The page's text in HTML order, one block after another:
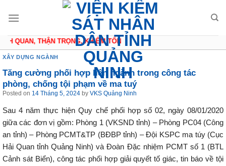
QUAN, THẬN TRỌNG, KHIÊM TỐN
XÂY DỰNG NGÀNH
Tăng cường phối hợp liên ngành trong công tác
phòng, chống tội phạm về ma tuý
Posted on 14 Tháng 5, 2024 by VKS Quảng Ninh
Sau 4 năm thực hiện Quy chế phối hợp số 02, ngày 08/01/2020
giữa các đơn vị gồm: Phòng 1 (VKSND tỉnh) – Phòng PC04 (Công
an tỉnh) – Phòng PCMT&TP (BĐBP tỉnh) – Đội KSPC ma túy (Cục
Hải Quan tỉnh Quảng Ninh) và Đoàn Đặc nhiệm PCMT số 1 (BTL
Cảnh sát Biển), công tác phối hợp giải quyết tố giác, tin báo về tội